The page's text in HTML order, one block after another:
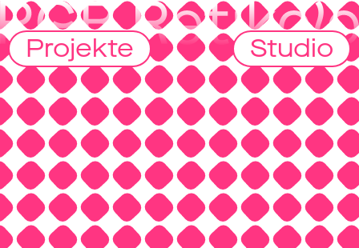
Projekte Studio